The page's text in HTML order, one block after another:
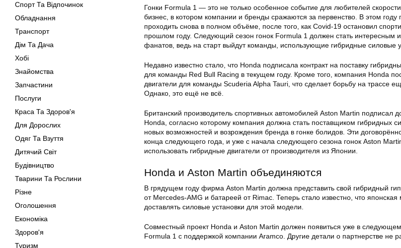
Спорт Та Відпочинок
Обладнання
Транспорт
Дім Та Дача
Хобі
Знайомства
Запчастини
Послуги
Краса Та Здоров'я
Для Дорослих
Одяг Та Взуття
Дитячий Світ
Будівництво
Тварини Та Рослини
Різне
Оголошення
Економіка
Здоров'я
Туризм
Гонки Formula 1 — это не только особенное событие для любителей
бизнес, в котором компании и бренды сражаются за первенство. В этом году
проходить снова в полном объёме, после того, как Covid-19 остановил
прошлом году. Следующий сезон гонок Formula 1 должен стать интересным
фанатов, ведь на старт выйдут команды, использующие гибридные силовые
Недавно известно стало, что Honda подписала контракт на поставку
для команды Red Bull Racing в текущем году. Кроме того, компания Honda
двигатели для команды Scuderia Alpha Tauri, что сделает борьбу на трассе
Однако, это ещё не всё.
Британский производитель спортивных автомобилей Aston Martin подписал
Honda, согласно которому компания должна стать поставщиком гибридных
новых возможностей и возрождения бренда в гонке болидов. Эти
конца следующего года, и уже с начала следующего сезона гонок Aston
использовать гибридные двигатели от производителя из Японии.
Honda и Aston Martin объединяются
В грядущем году фирма Aston Martin должна представить свой гибридный
от Mercedes-AMG и батареей от Rimac. Теперь стало известно, что
доставлять силовые установки для этой модели.
Совместный проект Honda и Aston Martin должен появиться уже в
Formula 1 с поддержкой компании Aramco. Другие детали о партнерстве не